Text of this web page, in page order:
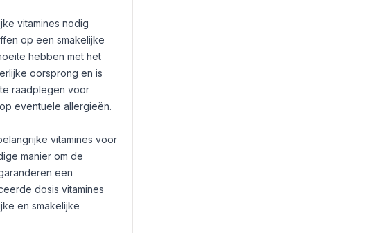
vitamines nodig
op een smakelijke
hebben met het
oorsprong en is
raadplegen voor
eventuele allergieën.
vitamines voor
manier om de
een
dosis vitamines
en smakelijke